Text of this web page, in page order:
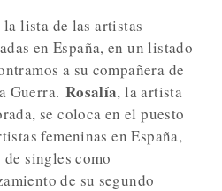
lista de las artistas
en España, en un listado
a su compañera de
Guerra. Rosalía, la artista
se coloca en el puesto
femeninas en España,
singles como
de su segundo